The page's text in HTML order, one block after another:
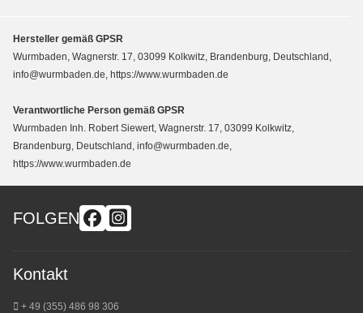
Hersteller gemäß GPSR
Wurmbaden, Wagnerstr. 17, 03099 Kolkwitz, Brandenburg, Deutschland,
info@wurmbaden.de, https://www.wurmbaden.de
Verantwortliche Person gemäß GPSR
Wurmbaden Inh. Robert Siewert, Wagnerstr. 17, 03099 Kolkwitz,
Brandenburg, Deutschland, info@wurmbaden.de,
https://www.wurmbaden.de
FOLGEN
Kontakt
+ 49 (355) 486 98 306